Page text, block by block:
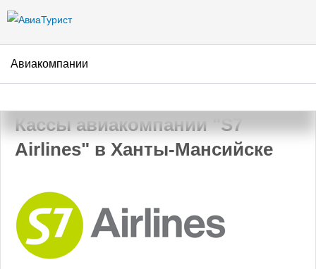
Авиакомпании
Кассы авиакомпании "S7
Airlines" в Ханты-Мансийске